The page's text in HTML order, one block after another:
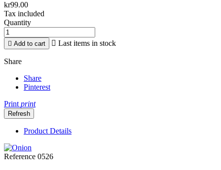
kr99.00
Tax included
Quantity
 Add to cart  Last items in stock
Share
Share
Pinterest
Printprint
Product Details
Reference 0526